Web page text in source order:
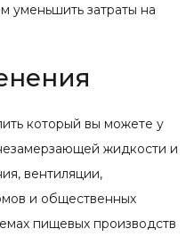
уменьшить затраты на
который вы можете у
жидкости и
вентиляции,
и общественных
пищевых производств